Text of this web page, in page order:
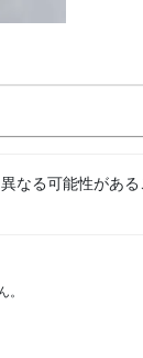
なる可能性があ